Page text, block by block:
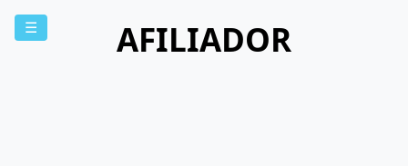
☰ AFILIADOR